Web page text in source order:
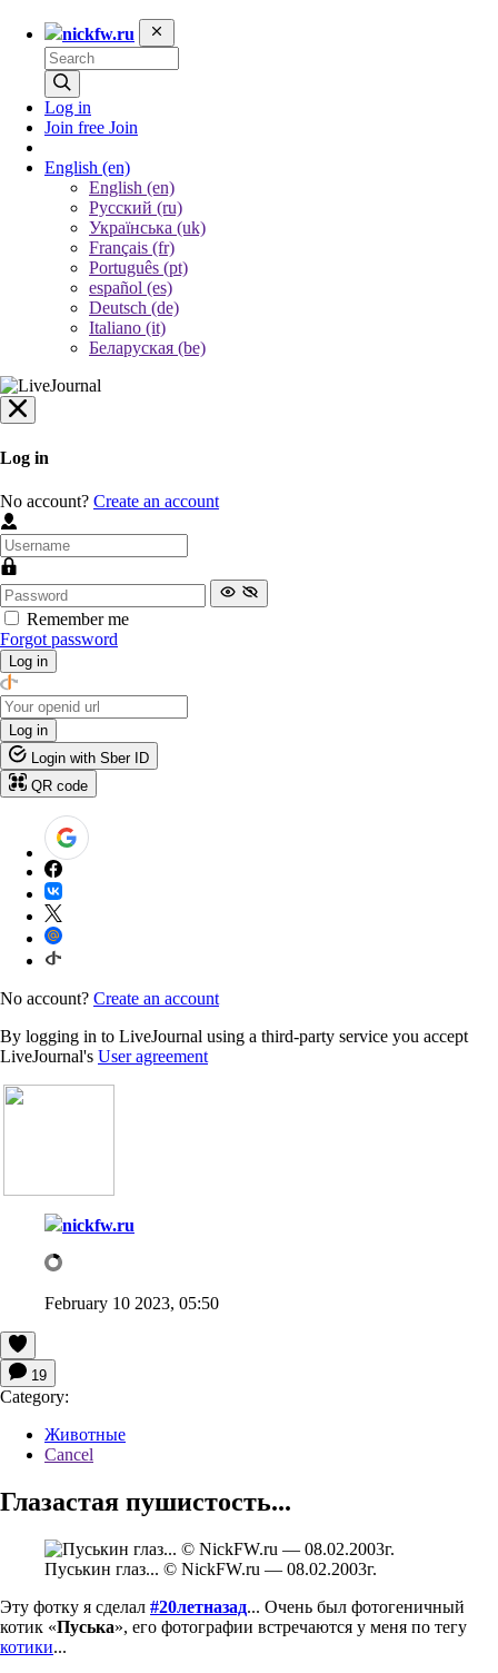
nickfw.ru
Log in
Join free Join
English (en)
English (en)
Русский (ru)
Українська (uk)
Français (fr)
Português (pt)
español (es)
Deutsch (de)
Italiano (it)
Беларуская (be)
Log in
No account? Create an account
Remember me
Forgot password
Log in
Log in
Login with Sber ID
QR code
No account? Create an account
By logging in to LiveJournal using a third-party service you accept
LiveJournal's User agreement
nickfw.ru
February 10 2023, 05:50
19
Category:
Животные
Cancel
Глазастая пушистость...
Пуськин глаз... © NickFW.ru — 08.02.2003г.
Эту фотку я сделал #20летназад... Очень был фотогеничный
котик «Пуська», его фотографии встречаются у меня по тегу
котики...